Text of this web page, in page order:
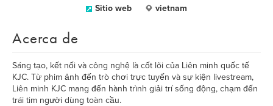
Sitio web vietnam
Acerca de
Sáng tạo, kết nối và công nghệ là cốt lõi của Liên minh quốc tế
KJC. Từ phim ảnh đến trò chơi trực tuyến và sự kiện livestream,
Liên minh KJC mang đến hành trình giải trí sống động, chạm đến
trái tim người dùng toàn cầu.